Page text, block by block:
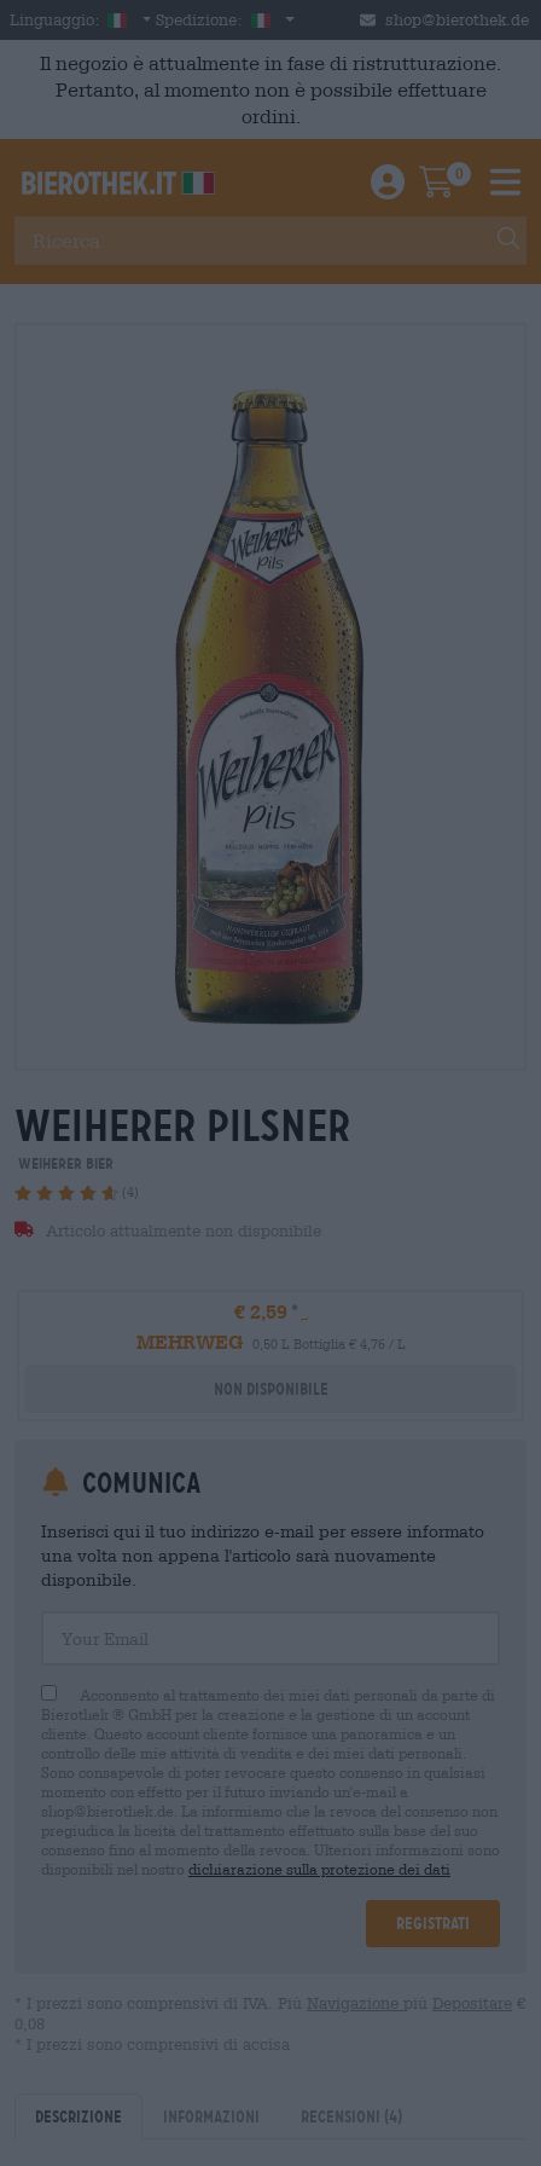
Skip to main content
Linguaggio: Italian
Spedizione: Italia shop@bierothek.de
Il negozio è attualmente in fase di ristrutturazione.
Pertanto, al momento non è possibile effettuare
ordini.
Einloggen /
0
weiherer Pilsner
Weiherer Bier
(4)
Articolo attualmente non disponibile
€ 2,59
MEHRWEG
0,50 L Bottiglia € 4,76 / L
Non disponibile
Comunica
Inserisci qui il tuo indirizzo e-mail per essere informato
una volta non appena l'articolo sarà nuovamente
disponibile.
Acconsento al trattamento dei miei dati personali da parte di
Bierothek ® GmbH per la creazione e la gestione di un account
cliente. Questo account cliente fornisce una panoramica e un
controllo delle mie attività di vendita e dei miei dati personali.
Sono consapevole di poter revocare questo consenso in qualsiasi
momento con effetto per il futuro inviando un'e-mail a
shop@bierothek.de. La informiamo che la revoca del consenso non
pregiudica la liceità del trattamento effettuato sulla base del suo
consenso fino al momento della revoca. Ulteriori informazioni sono
disponibili nel nostro dichiarazione sulla protezione dei dati
Registrati
* I prezzi sono comprensivi di IVA. Più Navigazione più Depositare €
0,08
* I prezzi sono comprensivi di accisa
Descrizione Informazioni Recensioni (4)